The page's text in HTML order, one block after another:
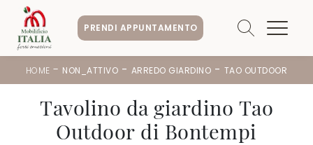
PRENDI APPUNTAMENTO
HOME - NON_ATTIVO - ARREDO GIARDINO - TAO OUTDOOR
Tavolino da giardino Tao
Outdoor di Bontempi